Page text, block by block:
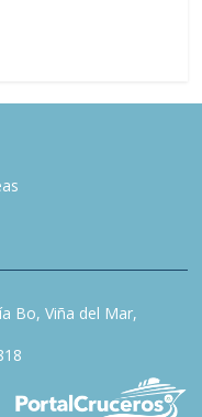
Bo, Viña del Mar,